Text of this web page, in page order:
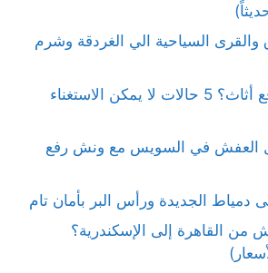
السياحية الي الغردقة وشرم
هل أحتاج ونش رفع أثاث؟ 5 حالات لا يمكن الاستغناء
العفش في السويس مع ونش رفع
دمياط الجديدة ورأس البر بأمان تام
القاهرة إلى الإسكندرية؟